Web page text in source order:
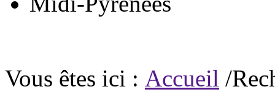
Vous êtes ici : Accueil /